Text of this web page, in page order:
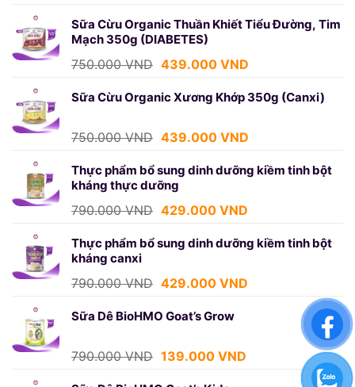
là:
1.250.000 VND.
tại
Sữa Cừu Organic Thuần Khiết Tiểu Đường, Tim
Mạch 350g (DIABETES)
750.000VND Giá
là:
439.000 VNDGiá
tại
Sữa Cừu Organic Xương Khớp 350g (Canxi)
750.000VND Giá
là:
750.000 VND.
439.000 VNDGiá
tại
Thực phẩm bổ sung dinh dưỡng kiềm tinh bột
kháng thực dưỡng
790.000VND Giá
là:
429.000 VNDGiá
tại
Thực phẩm bổ sung dinh dưỡng kiềm tinh bột
kháng canxi
790.000VND Giá
là:
429.000 VNDGiá
429.000 VND.
Sữa Dê BioHMO Goat’s Grow
790.000VND Giá
139.000 VNDGiá